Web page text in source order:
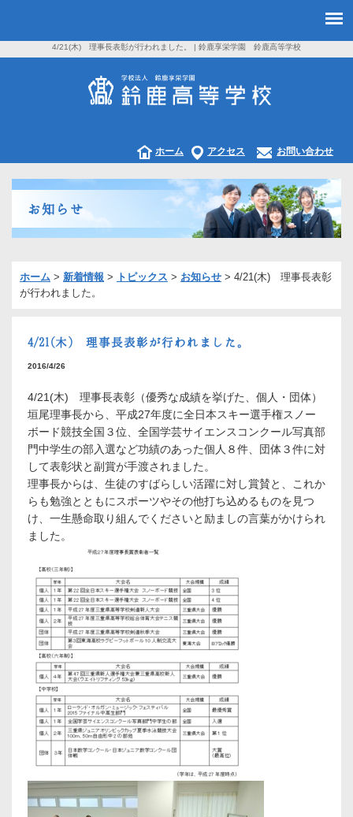
4/21(木) 理事長表彰が行われました。 | 鈴鹿享栄学園 鈴鹿高等学校
お問い合わせ
アクセス
ホーム
お知らせ
ホーム > 新着情報 > トピックス > お知らせ > 4/21(木) 理事長表彰
が行われました。
4/21(木) 理事長表彰が行われました。
2016/4/26
4/21(木) 理事長表彰（優秀な成績を挙げた、個人・団体）
垣尾理事長から、平成27年度に全日本スキー選手権スノー
ボード競技全国３位、全国学芸サイエンスコンクール写真部
門中学生の部入選など功績のあった個人８件、団体３件に対
して表彰状と副賞が手渡されました。
理事長からは、生徒のすばらしい活躍に対し賞賛と、これか
らも勉強とともにスポーツやその他打ち込めるものを見つ
け、一生懸命取り組んでくださいと励ましの言葉がかけられ
ました。